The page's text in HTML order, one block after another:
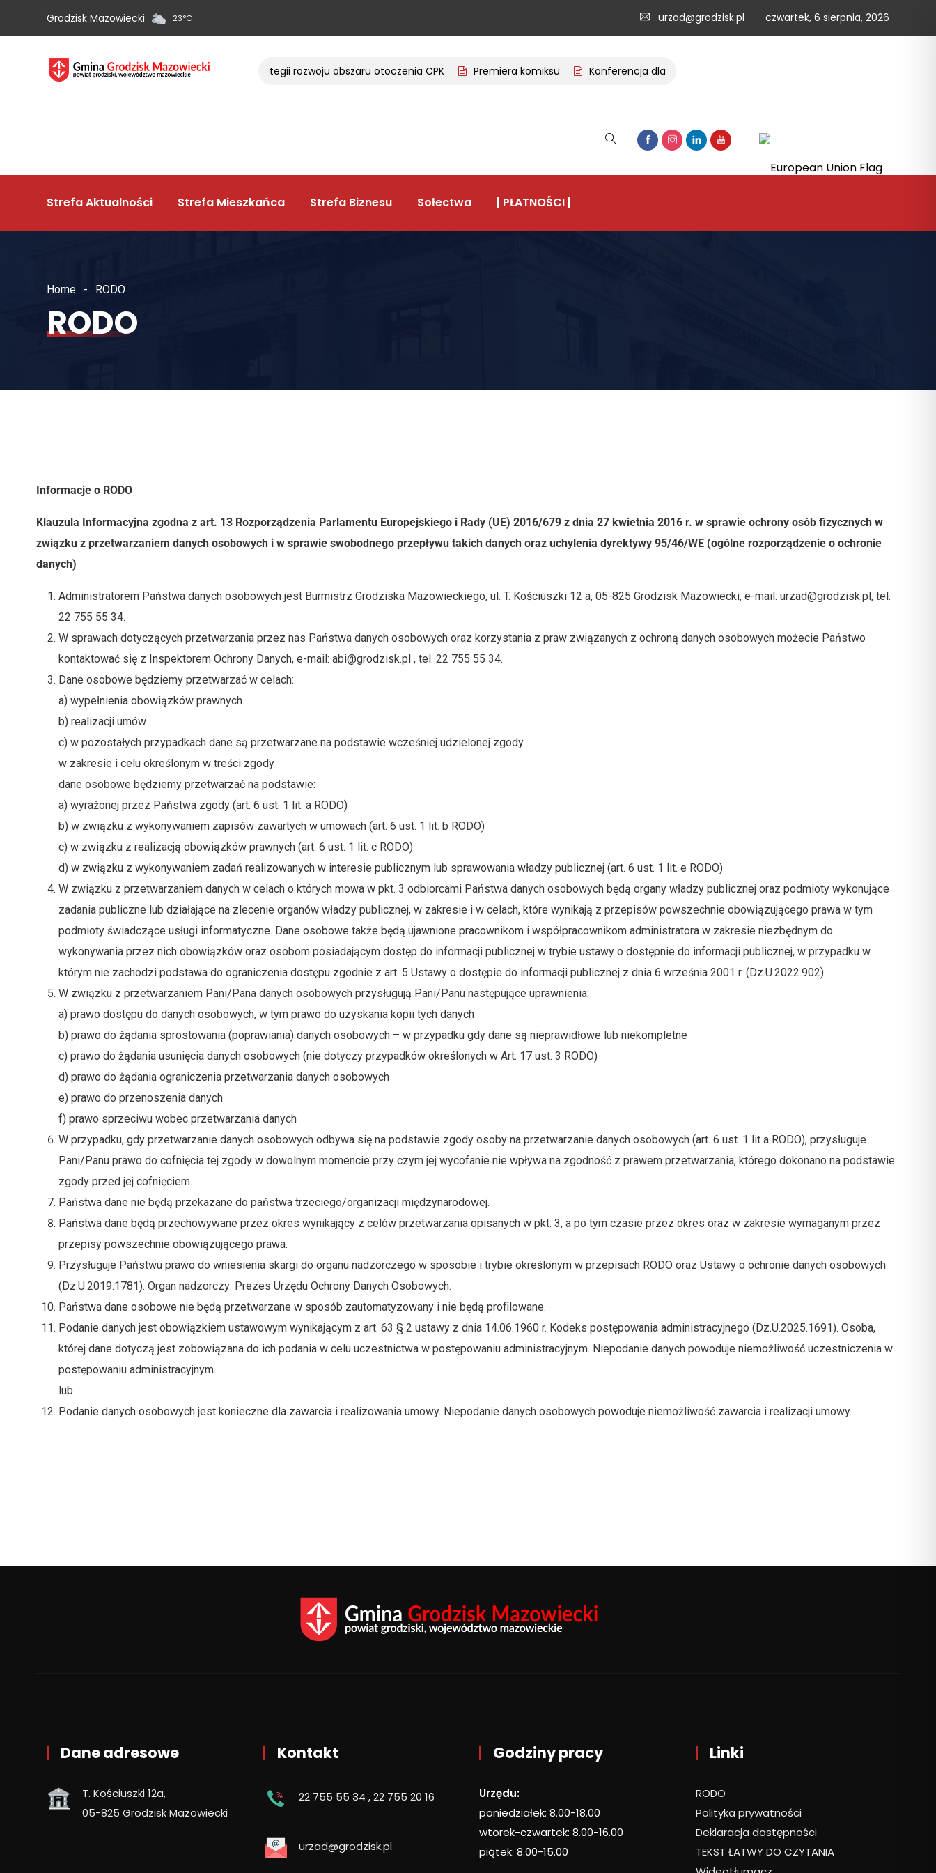
Grodzisk Mazowiecki 23°C urzad@grodzisk.pl czwartek, 6 sierpnia, 2026
List w sprawie strategii rozwoju obszaru otoczenia CPK Premiera komiksu Konferencja dla przedsiębiorców
Strefa Aktualności Strefa Mieszkańca Strefa Biznesu Sołectwa | PŁATNOŚCI |
Home RODO
RODO
Informacje o RODO
Klauzula Informacyjna zgodna z art. 13 Rozporządzenia Parlamentu Europejskiego i Rady (UE) 2016/679 z dnia 27 kwietnia 2016 r. w sprawie ochrony osób fizycznych w
związku z przetwarzaniem danych osobowych i w sprawie swobodnego przepływu takich danych oraz uchylenia dyrektywy 95/46/WE (ogólne rozporządzenie o ochronie
danych)
Administratorem Państwa danych osobowych jest Burmistrz Grodziska Mazowieckiego, ul. T. Kościuszki 12 a, 05-825 Grodzisk Mazowiecki, e-mail: urzad@grodzisk.pl, tel.
22 755 55 34.
W sprawach dotyczących przetwarzania przez nas Państwa danych osobowych oraz korzystania z praw związanych z ochroną danych osobowych możecie Państwo
kontaktować się z Inspektorem Ochrony Danych, e-mail: abi@grodzisk.pl , tel. 22 755 55 34.
Dane osobowe będziemy przetwarzać w celach:
a) wypełnienia obowiązków prawnych
b) realizacji umów
c) w pozostałych przypadkach dane są przetwarzane na podstawie wcześniej udzielonej zgody
w zakresie i celu określonym w treści zgody
dane osobowe będziemy przetwarzać na podstawie:
a) wyrażonej przez Państwa zgody (art. 6 ust. 1 lit. a RODO)
b) w związku z wykonywaniem zapisów zawartych w umowach (art. 6 ust. 1 lit. b RODO)
c) w związku z realizacją obowiązków prawnych (art. 6 ust. 1 lit. c RODO)
d) w związku z wykonywaniem zadań realizowanych w interesie publicznym lub sprawowania władzy publicznej (art. 6 ust. 1 lit. e RODO)
W związku z przetwarzaniem danych w celach o których mowa w pkt. 3 odbiorcami Państwa danych osobowych będą organy władzy publicznej oraz podmioty wykonujące
zadania publiczne lub działające na zlecenie organów władzy publicznej, w zakresie i w celach, które wynikają z przepisów powszechnie obowiązującego prawa w tym
podmioty świadczące usługi informatyczne. Dane osobowe także będą ujawnione pracownikom i współpracownikom administratora w zakresie niezbędnym do
wykonywania przez nich obowiązków oraz osobom posiadającym dostęp do informacji publicznej w trybie ustawy o dostępnie do informacji publicznej, w przypadku w
którym nie zachodzi podstawa do ograniczenia dostępu zgodnie z art. 5 Ustawy o dostępie do informacji publicznej z dnia 6 września 2001 r. (Dz.U.2022.902)
W związku z przetwarzaniem Pani/Pana danych osobowych przysługują Pani/Panu następujące uprawnienia:
a) prawo dostępu do danych osobowych, w tym prawo do uzyskania kopii tych danych
b) prawo do żądania sprostowania (poprawiania) danych osobowych – w przypadku gdy dane są nieprawidłowe lub niekompletne
c) prawo do żądania usunięcia danych osobowych (nie dotyczy przypadków określonych w Art. 17 ust. 3 RODO)
d) prawo do żądania ograniczenia przetwarzania danych osobowych
e) prawo do przenoszenia danych
f) prawo sprzeciwu wobec przetwarzania danych
W przypadku, gdy przetwarzanie danych osobowych odbywa się na podstawie zgody osoby na przetwarzanie danych osobowych (art. 6 ust. 1 lit a RODO), przysługuje
Pani/Panu prawo do cofnięcia tej zgody w dowolnym momencie przy czym jej wycofanie nie wpływa na zgodność z prawem przetwarzania, którego dokonano na podstawie
zgody przed jej cofnięciem.
Państwa dane nie będą przekazane do państwa trzeciego/organizacji międzynarodowej.
Państwa dane będą przechowywane przez okres wynikający z celów przetwarzania opisanych w pkt. 3, a po tym czasie przez okres oraz w zakresie wymaganym przez
przepisy powszechnie obowiązującego prawa.
Przysługuje Państwu prawo do wniesienia skargi do organu nadzorczego w sposobie i trybie określonym w przepisach RODO oraz Ustawy o ochronie danych osobowych
(Dz.U.2019.1781). Organ nadzorczy: Prezes Urzędu Ochrony Danych Osobowych.
Państwa dane osobowe nie będą przetwarzane w sposób zautomatyzowany i nie będą profilowane.
Podanie danych jest obowiązkiem ustawowym wynikającym z art. 63 § 2 ustawy z dnia 14.06.1960 r. Kodeks postępowania administracyjnego (Dz.U.2025.1691). Osoba,
której dane dotyczą jest zobowiązana do ich podania w celu uczestnictwa w postępowaniu administracyjnym. Niepodanie danych powoduje niemożliwość uczestniczenia w
postępowaniu administracyjnym.
lub
Podanie danych osobowych jest konieczne dla zawarcia i realizowania umowy. Niepodanie danych osobowych powoduje niemożliwość zawarcia i realizacji umowy.
Dane adresowe
T. Kościuszki 12a,
05-825 Grodzisk Mazowiecki
Kontakt
22 755 55 34 ,22 755 20 16
urzad@grodzisk.pl
Godziny pracy
Urzędu:
poniedziałek: 8.00-18.00
wtorek-czwartek: 8.00-16.00
piątek: 8.00-15.00
Linki
RODO
Polityka prywatności
Deklaracja dostępności
TEKST ŁATWY DO CZYTANIA